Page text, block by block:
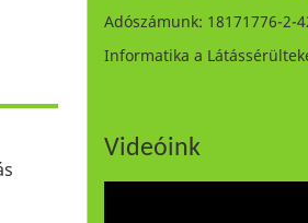
Adószámunk: 18171776-2-
Informatika a
Videóink